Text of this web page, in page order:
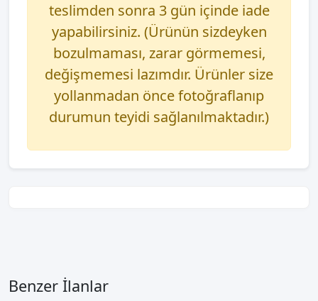
teslimden sonra 3 gün içinde iade
yapabilirsiniz. (Ürünün sizdeyken
bozulmaması, zarar görmemesi,
değişmemesi lazımdır. Ürünler size
yollanmadan önce fotoğraflanıp
durumun teyidi sağlanılmaktadır.)
Benzer İlanlar